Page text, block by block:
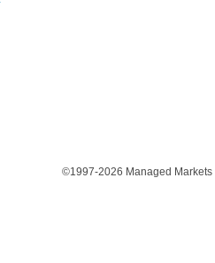
©1997-2026 Managed Markets